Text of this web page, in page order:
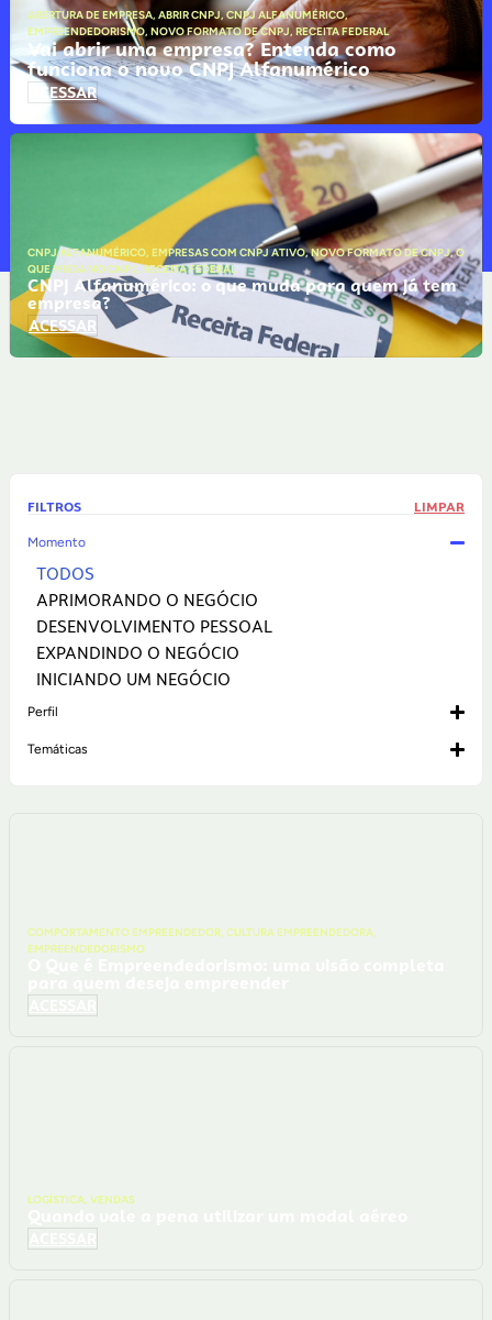
ABERTURA DE EMPRESA, ABRIR CNPJ,CNPJ ALFANUMÉRICO,
EMPREENDEDORISMO, NOVO FORMATO DE CNPJ, RECEITA FEDERAL
Vai abrir uma empresa? Entenda como
funciona o novo CNPJ Alfanumérico
ACESSAR
CNPJ ALFANUMÉRICO, EMPRESAS COM CNPJ ATIVO,NOVO FORMATO DE CNPJ,O
QUE MUDA NO CNPJ,RECEITA FEDERAL
CNPJ Alfanumérico: o que muda para quem já tem
empresa?
ACESSAR
COMPORTAMENTO EMPREENDEDOR, CULTURA EMPREENDEDORA,
EMPREENDEDORISMO
LOGÍSTICA, VENDAS
FILTROS LIMPAR
Momento
APRIMORANDO O NEGÓCIO
DESENVOLVIMENTO PESSOAL
EXPANDINDO O NEGÓCIO
INICIANDO UM NEGÓCIO
TODOS
Perfil
Temáticas